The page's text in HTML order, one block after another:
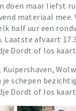
doen maar liefst
materiaal mee.
half uur een
afvaart
Dordt of los
Kuipershaven,
schepen
Dordt of los